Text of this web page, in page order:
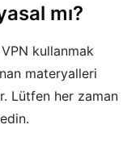
mı?
kullanmak
materyalleri
Lütfen her zaman